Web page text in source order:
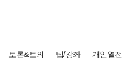
토론&토의 팁/강좌 개인열전